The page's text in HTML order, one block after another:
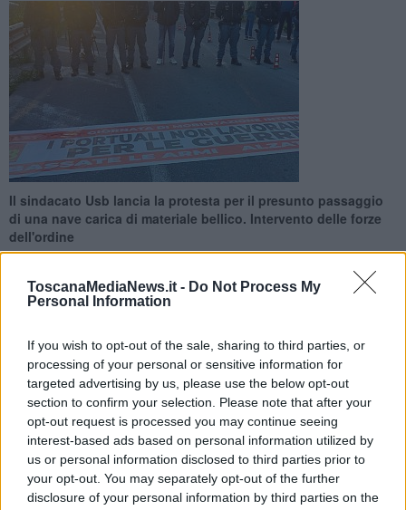
ToscanaMediaNews.it - Do Not Process My
Personal Information
If you wish to opt-out of the sale, sharing to third parties, or
processing of your personal or sensitive information for
targeted advertising by us, please use the below opt-out
section to confirm your selection. Please note that after your
opt-out request is processed you may continue seeing
interest-based ads based on personal information utilized by
us or personal information disclosed to third parties prior to
your opt-out. You may separately opt-out of the further
disclosure of your personal information by third parties on the
Il sindacato Usb lancia la protesta per il presunto passaggio
di una nave carica di materiale bellico. Intervento delle forze
dell'ordine
LIVORNO —Il sindacato annuncia il passaggio di una nave carica
di armi ed esplosivi e i manifestanti bloccano l'apertura del ponte
mobile di via Mogadiscio, di fronte alterminaldi Darsena Toscana.
È quanto accaduto alle 6 della mattinata di oggi, sabato 18 Aprile,
quando ilsindacato Usbha lanciato la protesta proprio per evitare
il presunto passaggio diun'imbarcazione che trasporterebbe
armi statunitensi .
Suisocialdel sindacato sono state riportate anche delle immagini
relative al presidio. "La nave Freeberg carica di munizioni ed